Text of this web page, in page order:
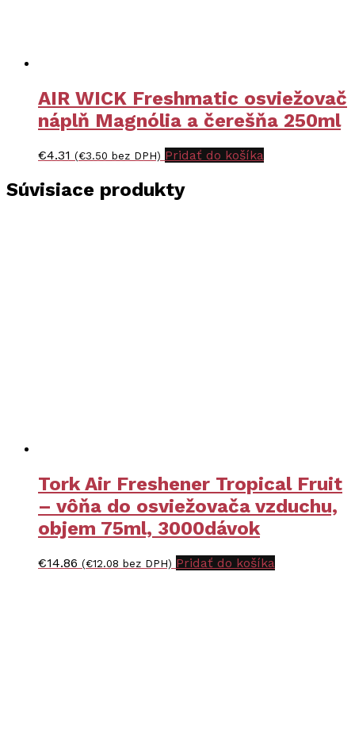
AIR WICK Freshmatic osviežovač
náplň Magnólia a čerešňa 250ml
€4.31 (€3.50 bez DPH) Pridať do košíka
Súvisiace produkty
Tork Air Freshener Tropical Fruit
– vôňa do osviežovača vzduchu,
objem 75ml, 3000dávok
€14.86 (€12.08 bez DPH) Pridať do košíka